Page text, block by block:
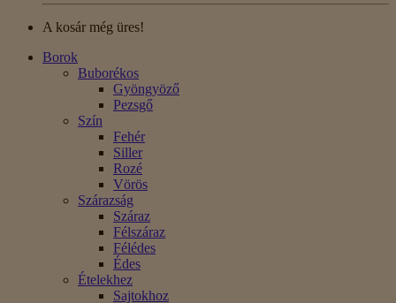
A kosár még üres!
Borok
Buborékos
Gyöngyöző
Pezsgő
Szín
Fehér
Siller
Rozé
Vörös
Szárazság
Száraz
Félszáraz
Félédes
Édes
Ételekhez
Sajtokhoz